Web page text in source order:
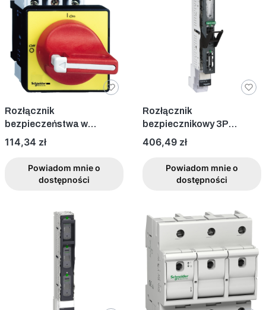
Rozłącznik
bezpieczeństwa w
Cena
114,34 zł
Powiadom mnie o
dostępności
Rozłącznik
bezpiecznikowy 3P
100mm M8
Cena
406,49 zł
Powiadom mnie o
dostępności